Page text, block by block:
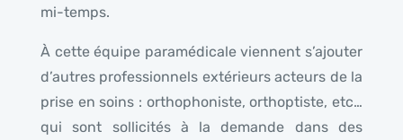
mi-temps.
À cette équipe paramédicale viennent s’ajouter
d’autres professionnels extérieurs acteurs de la
prise en soins : orthophoniste, orthoptiste, etc…
qui sont sollicités à la demande dans des